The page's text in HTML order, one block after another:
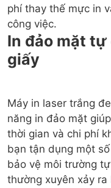
phí thay thế mực in
In đảo mặt
giấy
Máy in laser trắng
năng in đảo mặt
thời gian và chi phí
bạn tận dụng một
bảo vệ môi trường
thường xuyên xảy